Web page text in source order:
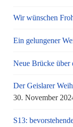
Wir wünschen
Ein gelungener
Neue Brücke über
Der Geislarer
30. November
S13: